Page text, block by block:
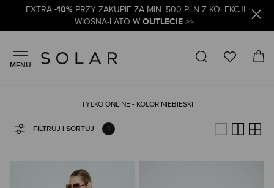
EXTRA -10% PRZY ZAKUPIE ZA MIN. 500 PLN Z KOLEKCJI
WIOSNA-LATO W OUTLECIE>>
MENU
TYLKO ONLINE - KOLOR NIEBIESKI
FILTRUJ I SORTUJ 1